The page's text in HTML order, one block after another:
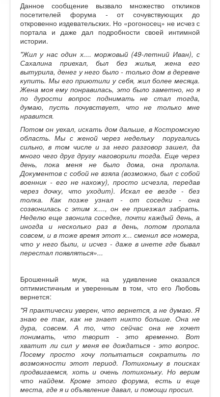
Данное сообщение вызвало множество откликов
посетителей форума - от сочувствующих до
откровенно издевательских. Но «рогоносец» не исчез с
портала и даже дал подробности своей интимной
истории.
"Жил у нас один х.... моржовый (49-летний Иван), с
Сахалина приехал, был без жилья, жена его
вытурила, денег у него было - только дом в деревне
купить. Мы его приютили у себя, жил более месяца.
Жена моя ему понравилась, это было заметно, но я
по дурости вопрос поднимать не стал тогда,
думаю, пусть почувствует, что не только мне
нравится.
Потом он уехал, искать дом дальше, в Костромскую
область. Мы с женой через недельку поругались
сильно, в том числе и за него разговор зашел, да
много чего друг другу наговорили тогда. Еще через
день, пока меня не было дома, она пропала.
Документов с собой не взяла (возможно, был с собой
военник - его не нахожу), просто исчезла, передав
через дочку, что уходит). Искал ее везде - без
толка. Как позже узнал - от соседки - она
созвонилась с этим х...., он ее приезжал забрать.
Неделю еще звонила соседке, почти каждый день, а
иногда и несколько раз в день, потом пропала
совсем, и в тоже время этот х... сменил все номера,
что у него были, и исчез - даже в инете где бывал
перестал появляться»...
Брошенный муж, на удивление оказался
оптимистичным и уверенным в том, что его Любовь
вернется:
"Я практически уверен, что вернется, а не думаю. Я
знаю ее так, как не знает никто больше. Она не
дура, совсем. А то, что сейчас она не хочет
понимать, что творит - это временно. Вот
хватит ли сил у меня ее дождаться - это вопрос.
Посему просто хочу попытаться сократить по
возможности этот период. Потихоньку в поисках
продвигаемся, хоть и очень потихоньку. Но верим
что найдем. Кроме этого форума, есть и еще
места, где я и объявление давал, и помощи просил.